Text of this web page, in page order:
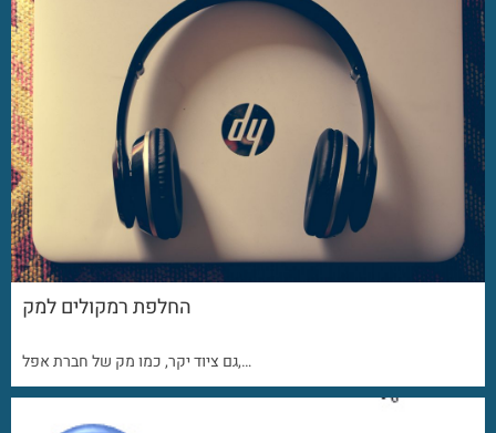
החלפת רמקולים למק
גם ציוד יקר, כמו מק של חברת אפל,…